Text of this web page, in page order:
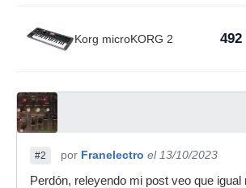
Korg microKORG 2 492
#2 por Franelectro el 13/10/2023
Perdón, releyendo mi post veo que